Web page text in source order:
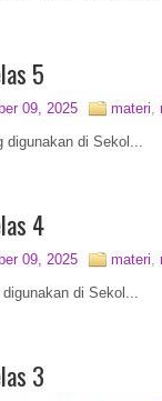
5
09, 2025 materi,
digunakan di Sekol...
4
09, 2025 materi,
digunakan di Sekol...
3